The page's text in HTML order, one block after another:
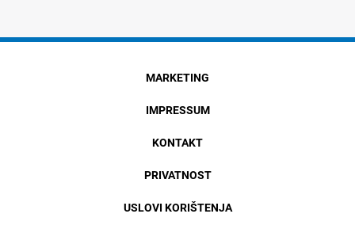
MARKETING
IMPRESSUM
KONTAKT
PRIVATNOST
USLOVI KORIŠTENJA